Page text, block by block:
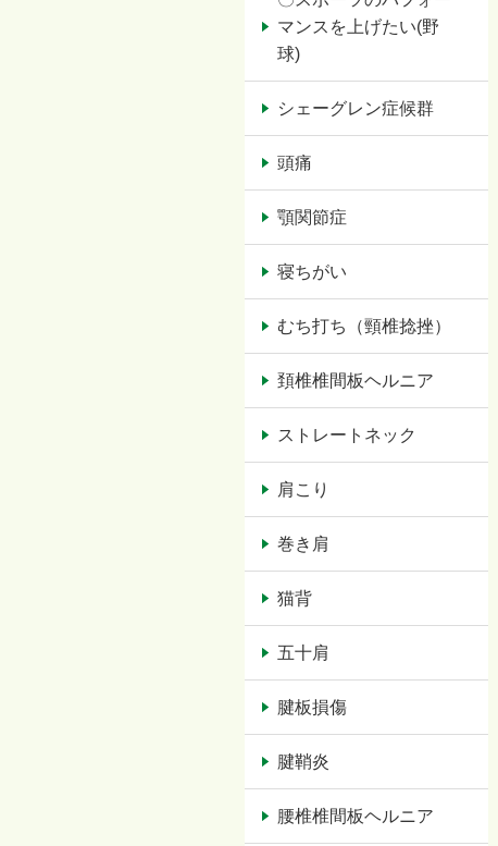
マンスを上げたい(野
球)
シェーグレン症候群
頭痛
顎関節症
寝ちがい
むち打ち（頸椎捻挫）
頚椎椎間板ヘルニア
ストレートネック
肩こり
巻き肩
猫背
五十肩
腱板損傷
腱鞘炎
腰椎椎間板ヘルニア